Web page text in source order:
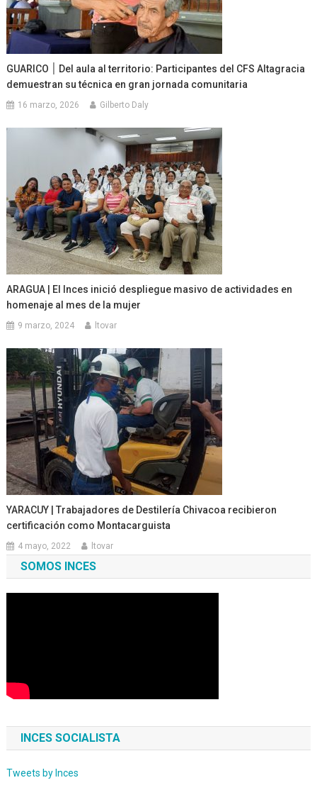
GUARICO ׀ Del aula al territorio: Participantes del CFS Altagracia
demuestran su técnica en gran jornada comunitaria
16 marzo, 2026 Gilberto Daly
ARAGUA | El Inces inició despliegue masivo de actividades en
homenaje al mes de la mujer
9 marzo, 2024 ltovar
YARACUY | Trabajadores de Destilería Chivacoa recibieron
certificación como Montacarguista
4 mayo, 2022 ltovar
SOMOS INCES
INCES SOCIALISTA
Tweets by Inces